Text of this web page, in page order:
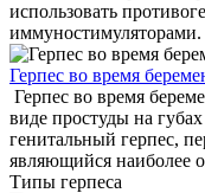
использовать
иммуностимуляторами.
Герпес во время
Герпес во время
виде простуды на
генитальный герпес,
являющийся наиболее
Типы герпеса